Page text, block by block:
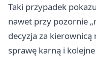
Taki przypadek
nawet przy pozornie
decyzja za kierownicą
sprawę karną i